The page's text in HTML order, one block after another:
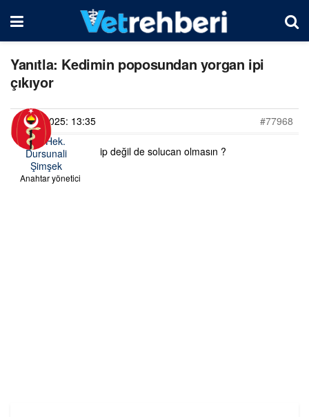
Yanıtla: Kedimin poposundan yorgan ipi
çıkıyor
01/03/2025: 13:35
#77968
Vet. Hek.
Dursunali
Şimşek
Anahtar yönetici
ip değil de solucan olmasın ?